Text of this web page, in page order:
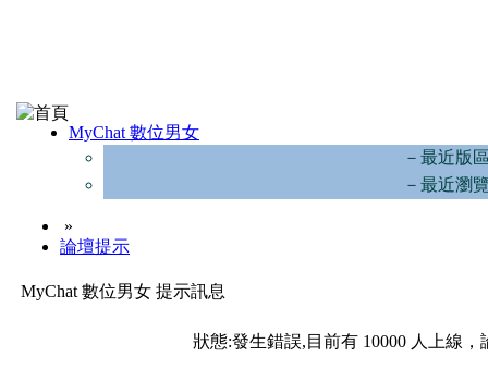
MyChat 數位男女
－最近版
－最近瀏
»
論壇提示
MyChat 數位男女 提示訊息
狀態:發生錯誤,目前有 10000 人上線